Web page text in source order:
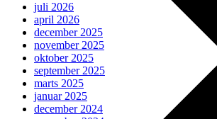
juli 2026
april 2026
december 2025
november 2025
oktober 2025
september 2025
marts 2025
januar 2025
december 2024